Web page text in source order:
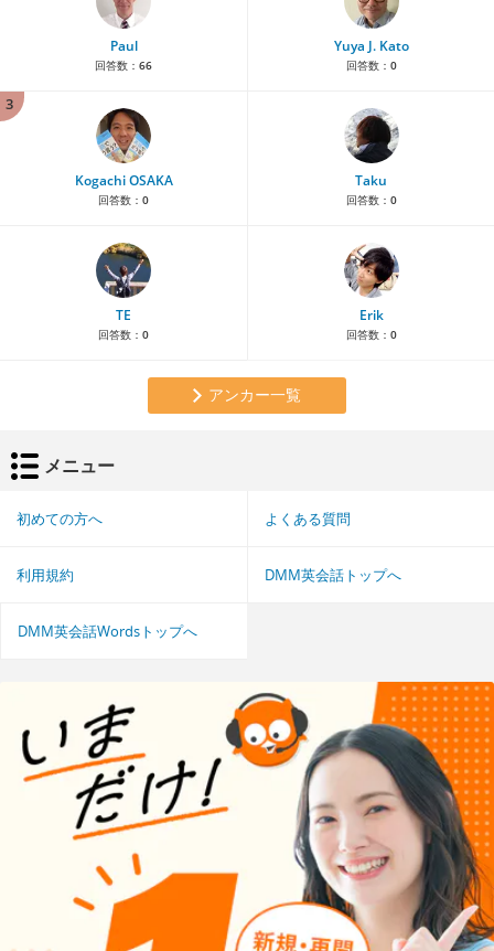
Paul
回答数： 66
Yuya J. Kato
回答数： 0
3
Kogachi OSAKA
回答数： 0
Taku
回答数： 0
TE
回答数： 0
Erik
回答数： 0
アンカー一覧
メニュー
初めての方へ よくある質問
利用規約 DMM英会話トップへ
DMM英会話Wordsトップへ